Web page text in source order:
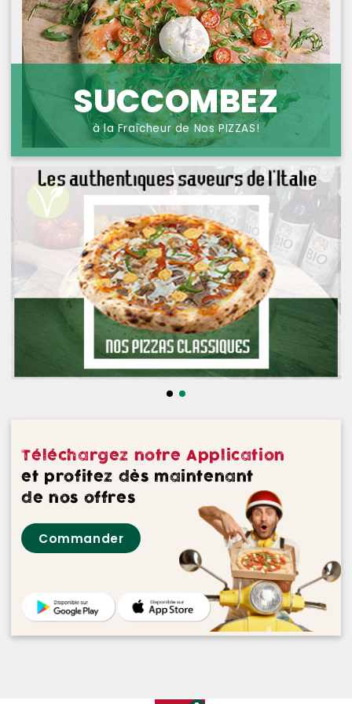
NOS PIZZAS FROMAGES
NOS SAVEURS D AILLEURS
OFFRE PRIMA
OFFRE MEZZO
MENUS BAMBINO
NOS PATES GRATINEES
NOS BURRITOS GRATINES
NOS PANINIS
NOS SALADES
NOS DESSERTS
NOS VINS ROUGES
NOS VINS ROSES
NOS VINS BLANCS
PROTECTION DES
DONNÉES
SUCCOMBEZ
à la Fraîcheur de Nos PIZZAS!
Téléchargez notre Application
et profitez dès maintenant
de nos offres
Commander